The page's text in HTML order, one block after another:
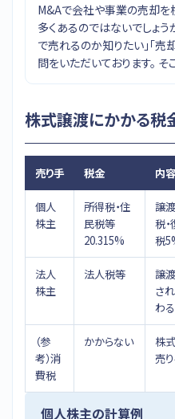
M&Aで会社や事業の売却を
多くあるのではないでしょう
で売れるのか知りたい」「売
問をいただいております。
株式譲渡にかかる税
売り手 税金 内容
個人
株主
所得税・住
民税等
20.315%
譲
税
税
法人
株主
法人税等
譲
さ
わる
（参
考）消
費税
かからない
株
売
個人株主の計算例